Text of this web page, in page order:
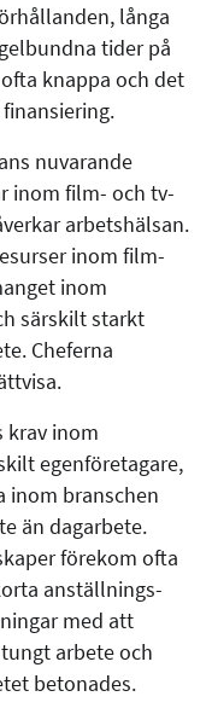
långa
tider på
knappa och det
nuvarande
inom film- och tv-
arbetshälsan.
inom film-
inom
särskilt starkt
Cheferna
krav inom
egenföretagare,
inom branschen
än dagarbete.
förekom ofta
anställnings-
med att
arbete och
betonades.